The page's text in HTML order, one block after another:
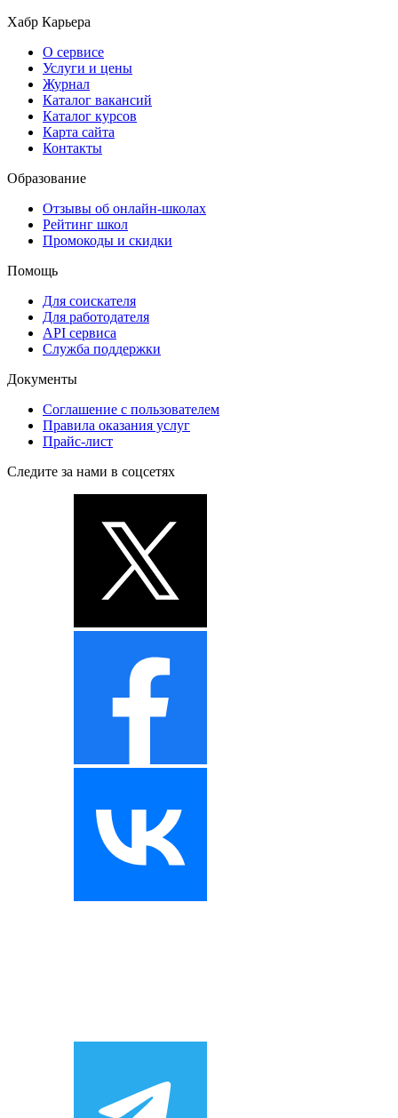
Хабр Карьера
О сервисе
Услуги и цены
Журнал
Каталог вакансий
Каталог курсов
Карта сайта
Контакты
Образование
Отзывы об онлайн-школах
Рейтинг школ
Промокоды и скидки
Помощь
Для соискателя
Для работодателя
API сервиса
Служба поддержки
Документы
Соглашение с пользователем
Правила оказания услуг
Прайс-лист
Следите за нами в соцсетях